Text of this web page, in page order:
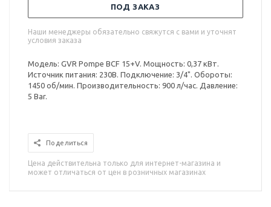
ПОД ЗАКАЗ
Наши менеджеры обязательно свяжутся с вами и уточнят
условия заказа
Модель: GVR Pompe BCF 15+V. Мощность: 0,37 кВт.
Источник питания: 230В. Подключение: 3/4". Обороты:
1450 об/мин. Производительность: 900 л/час. Давление:
5 Bar.
Поделиться
Цена действительна только для интернет-магазина и
может отличаться от цен в розничных магазинах